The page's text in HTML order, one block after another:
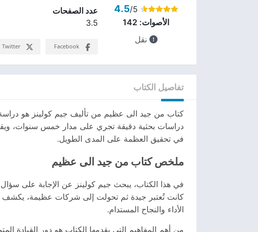
4.5/5
الأصوات: 142
نقل
عدد الصفحات
3.5
Facebook
Twitter
تفاصيل الكتاب
كتاب من جيد الى عظيم من تأليف جيم كولينز هو دراسة
دراسات بحثية دقيقة تجري على مدار خمس سنوات،
في تحقيق العظمة على المدى الطويل.
ملخص كتاب من جيد الى عظيم
في هذا الكتاب، يبحث جيم كولينز عن الإجابة على
كانت تُعتبر جيدة ثم تحولت إلى شركات عظيمة،
الأداء والنجاح المستدام.
من أهم المفاهيم التي يقدمها الكتاب هو دور القيادة